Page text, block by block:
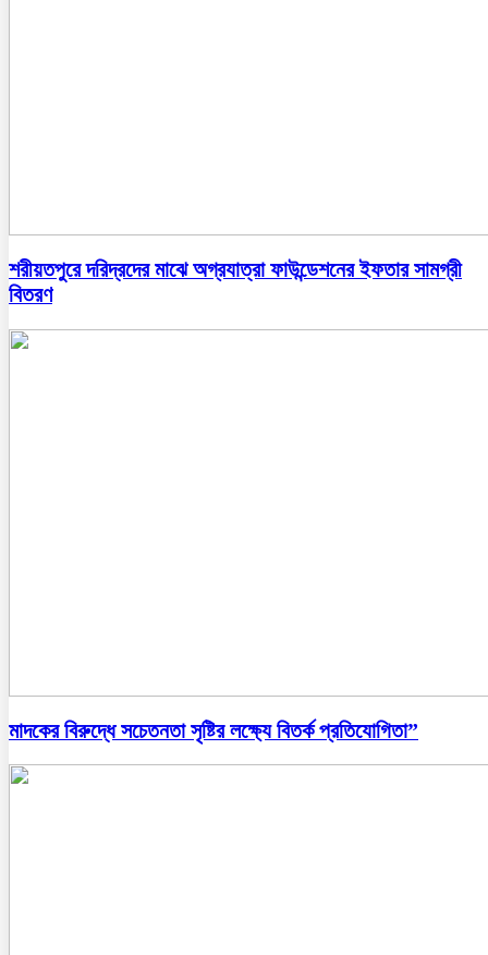
শরীয়তপুরে দরিদ্রদের মাঝে অগ্রযাত্রা ফাউন্ডেশনের ইফতার সামগ্রী
বিতরণ
মাদকের বিরুদ্ধে সচেতনতা সৃষ্টির লক্ষ্যে বিতর্ক প্রতিযোগিতা”